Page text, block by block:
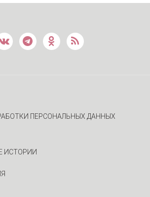
ПЕРСОНАЛЬНЫХ ДАННЫХ
ИСТОРИИ